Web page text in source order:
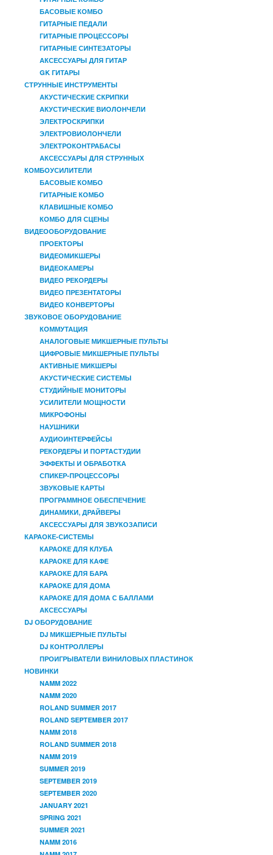
БАСОВЫЕ КОМБО
ГИТАРНЫЕ ПЕДАЛИ
ГИТАРНЫЕ ПРОЦЕССОРЫ
ГИТАРНЫЕ СИНТЕЗАТОРЫ
АКСЕССУАРЫ ДЛЯ ГИТАР
GK ГИТАРЫ
СТРУННЫЕ ИНСТРУМЕНТЫ
АКУСТИЧЕСКИЕ СКРИПКИ
АКУСТИЧЕСКИЕ ВИОЛОНЧЕЛИ
ЭЛЕКТРОСКРИПКИ
ЭЛЕКТРОВИОЛОНЧЕЛИ
ЭЛЕКТРОКОНТРАБАСЫ
АКСЕССУАРЫ ДЛЯ СТРУННЫХ
КОМБОУСИЛИТЕЛИ
БАСОВЫЕ КОМБО
ГИТАРНЫЕ КОМБО
КЛАВИШНЫЕ КОМБО
КОМБО ДЛЯ СЦЕНЫ
ВИДЕООБОРУДОВАНИЕ
ПРОЕКТОРЫ
ВИДЕОМИКШЕРЫ
ВИДЕОКАМЕРЫ
ВИДЕО РЕКОРДЕРЫ
ВИДЕО ПРЕЗЕНТАТОРЫ
ВИДЕО КОНВЕРТОРЫ
ЗВУКОВОЕ ОБОРУДОВАНИЕ
КОММУТАЦИЯ
АНАЛОГОВЫЕ МИКШЕРНЫЕ ПУЛЬТЫ
ЦИФРОВЫЕ МИКШЕРНЫЕ ПУЛЬТЫ
АКТИВНЫЕ МИКШЕРЫ
АКУСТИЧЕСКИЕ СИСТЕМЫ
СТУДИЙНЫЕ МОНИТОРЫ
УСИЛИТЕЛИ МОЩНОСТИ
МИКРОФОНЫ
НАУШНИКИ
АУДИОИНТЕРФЕЙСЫ
РЕКОРДЕРЫ И ПОРТАСТУДИИ
ЭФФЕКТЫ И ОБРАБОТКА
СПИКЕР-ПРОЦЕССОРЫ
ЗВУКОВЫЕ КАРТЫ
ПРОГРАММНОЕ ОБЕСПЕЧЕНИЕ
ДИНАМИКИ, ДРАЙВЕРЫ
АКСЕССУАРЫ ДЛЯ ЗВУКОЗАПИСИ
КАРАОКЕ-СИСТЕМЫ
КАРАОКЕ ДЛЯ КЛУБА
КАРАОКЕ ДЛЯ КАФЕ
КАРАОКЕ ДЛЯ БАРА
КАРАОКЕ ДЛЯ ДОМА
КАРАОКЕ ДЛЯ ДОМА С БАЛЛАМИ
АКСЕССУАРЫ
DJ ОБОРУДОВАНИЕ
DJ МИКШЕРНЫЕ ПУЛЬТЫ
DJ КОНТРОЛЛЕРЫ
ПРОИГРЫВАТЕЛИ ВИНИЛОВЫХ ПЛАСТИНОК
НОВИНКИ
NAMM 2022
NAMM 2020
ROLAND SUMMER 2017
ROLAND SEPTEMBER 2017
NAMM 2018
ROLAND SUMMER 2018
NAMM 2019
SUMMER 2019
SEPTEMBER 2019
SEPTEMBER 2020
JANUARY 2021
SPRING 2021
SUMMER 2021
NAMM 2016